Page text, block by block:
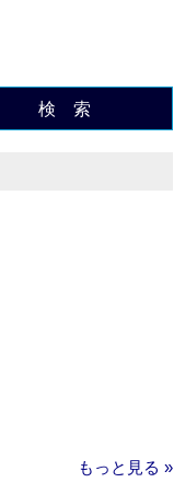
検 索
もっと見る »